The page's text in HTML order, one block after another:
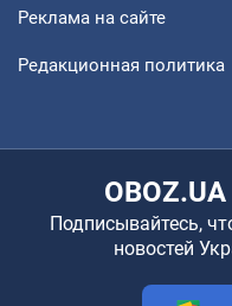
Реклама на сайте
Редакционная политика
Подписывайтесь,
новостей